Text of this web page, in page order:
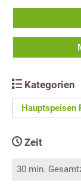
Kategorien
Hauptspeisen
Zeit
30 min.